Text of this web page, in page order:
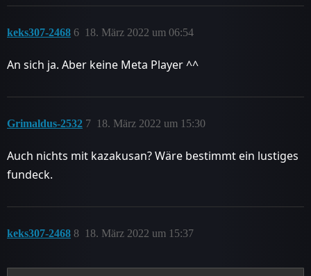
keks307-2468 18. März 2022 um 06:54
6
An sich ja. Aber keine Meta Player ^^
Grimaldus-2532 18. März 2022 um 15:30
7
Auch nichts mit kazakusan? Wäre bestimmt ein lustiges
fundeck.
keks307-2468 18. März 2022 um 15:37
8